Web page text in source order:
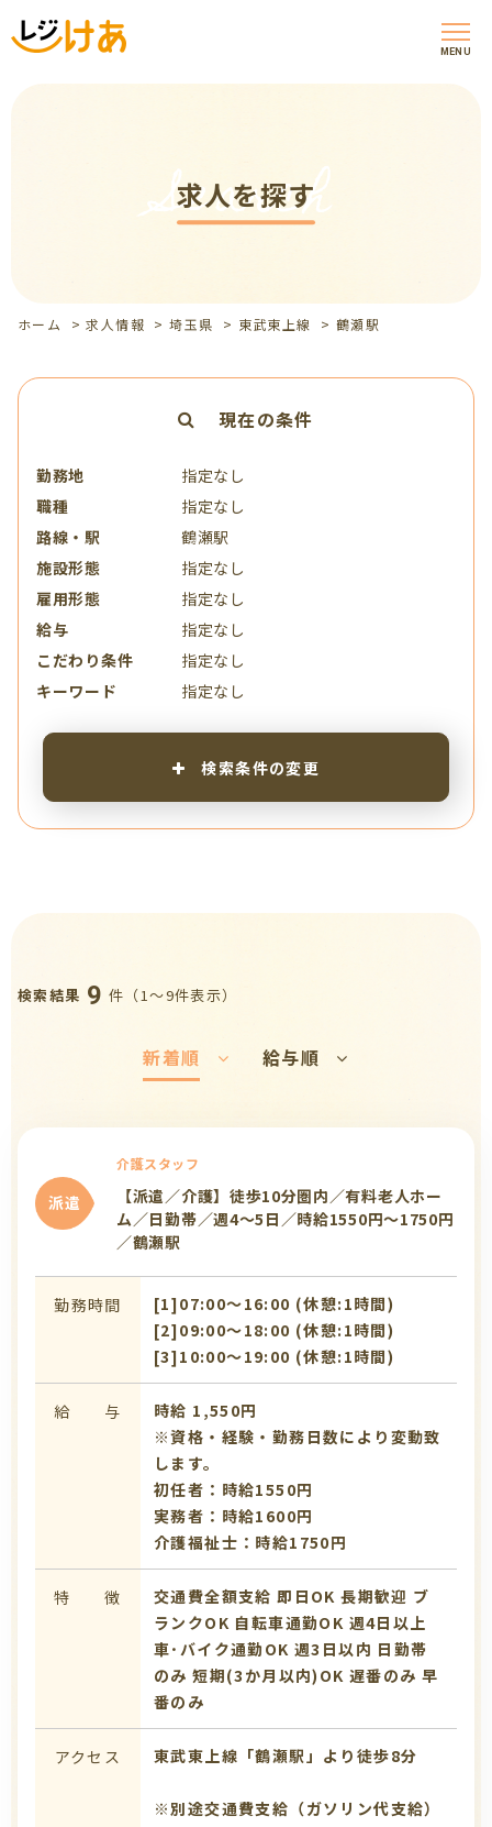
MENU
求人を探す
Search
ホーム >求人情報 >埼玉県 > 東武東上線 > 鶴瀬駅
現在の条件
勤務地
指定なし
職種
指定なし
路線・駅
鶴瀬駅
施設形態
指定なし
雇用形態
指定なし
給与
指定なし
こだわり条件
指定なし
キーワード
指定なし
検索条件の変更
検索結果 9 件（1〜9件表示）
新着順 給与順
派遣
介護スタッフ
【派遣／介護】徒歩10分圏内／有料老人ホー
ム／日勤帯／週4～5日／時給1550円～1750円
／鶴瀬駅
勤務時間
[1]07:00〜16:00 (休憩:1時間)
[2]09:00〜18:00 (休憩:1時間)
[3]10:00〜19:00 (休憩:1時間)
給 与
時給 1,550円
※資格・経験・勤務日数により変動致
します。
初任者：時給1550円
実務者：時給1600円
介護福祉士：時給1750円
特 徴 交通費全額支給 即日OK 長期歓迎 ブ
ランクOK 自転車通勤OK 週4日以上
車･バイク通勤OK 週3日以内 日勤帯
のみ 短期(3か月以内)OK 遅番のみ 早
番のみ
アクセス 東武東上線「鶴瀬駅」より徒歩8分
※別途交通費支給（ガソリン代支給）